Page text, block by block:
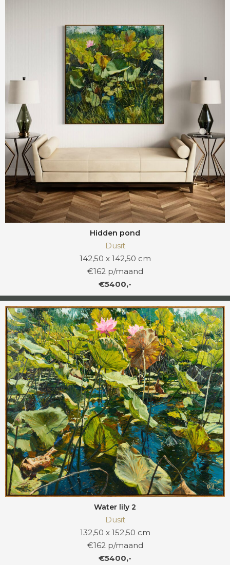
Hidden pond
Dusit
142,50 x 142,50 cm
€162 p/maand
€5400,-
Water lily 2
Dusit
132,50 x 152,50 cm
€162 p/maand
€5400,-